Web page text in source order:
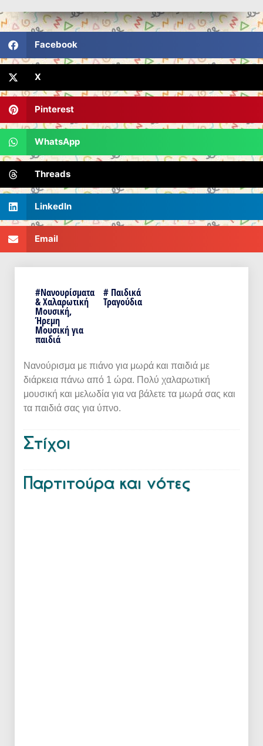
Facebook
X
Pinterest
WhatsApp
Threads
LinkedIn
Email
#Νανουρίσματα
& Χαλαρωτική
Μουσική,
Ήρεμη
Μουσική για
παιδιά
# Παιδικά
Τραγούδια
Νανούρισμα με πιάνο για μωρά και παιδιά με
διάρκεια πάνω από 1 ώρα. Πολύ χαλαρωτική
μουσική και μελωδία για να βάλετε τα μωρά σας και
τα παιδιά σας για ύπνο.
Στίχοι
Παρτιτούρα και νότες